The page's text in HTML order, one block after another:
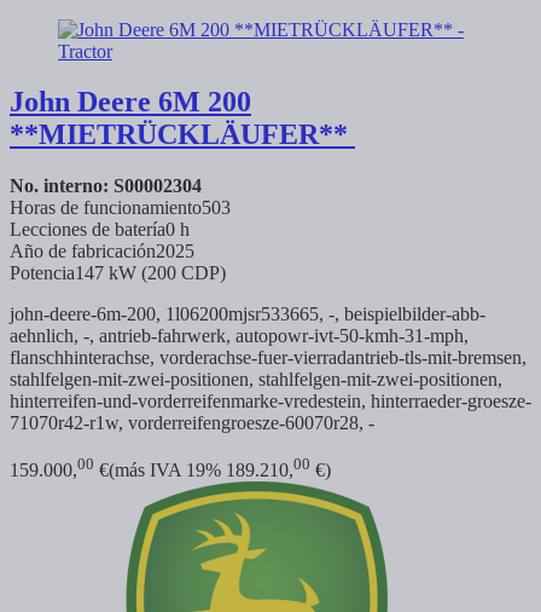
John Deere 6M 200
**MIETRÜCKLÄUFER**
No. interno: S00002304
Horas de funcionamiento503
Lecciones de batería0 h
Año de fabricación2025
Potencia147 kW (200 CDP)
john-deere-6m-200, 1l06200mjsr533665, -, beispielbilder-abb-
aehnlich, -, antrieb-fahrwerk, autopowr-ivt-50-kmh-31-mph,
flanschhinterachse, vorderachse-fuer-vierradantrieb-tls-mit-bremsen,
stahlfelgen-mit-zwei-positionen, stahlfelgen-mit-zwei-positionen,
hinterreifen-und-vorderreifenmarke-vredestein, hinterraeder-groesze-
71070r42-r1w, vorderreifengroesze-60070r28, -
159.000,00 €(más IVA 19% 189.210,00 €)